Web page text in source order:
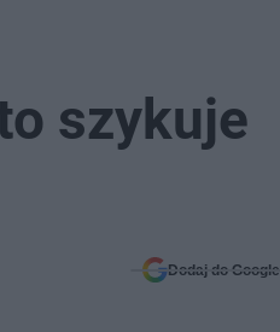
szykuje
Dodaj do Google